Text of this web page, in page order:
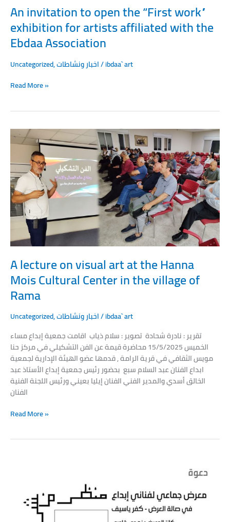
An invitation to open the “First work”
exhibition for artists affiliated with the
Ebdaa Association
Uncategorized,اخبار ونشاطات/ibdaa` art
Ebdaa
Association
Read More »
A lecture on visual art at the Hanna
Mois Cultural Center in the village of
Rama
Uncategorized,اخبار ونشاطات/ibdaa` art
تقرير : نادرة شحادة تصوير : سلام ذياب اقامت جمعية إبداع مساء
الخميس 15/5/2025 محاضرة قيمة عن الفن التشكيلي في مركز حنا
مويس الثقافي في قرية الرامة , قدمها عضو الهيئة الإدارية لجمعية
ابداع الفنان عبد السلام سبع بحضور رئيس جمعية إبداع الأستاذ عبد
الخالق أسدي والمدير الفني الفنان إيليا بعيني ورئيس اللجنة الفنية
الفنان
A
lecture
visual
art
at
the
Hanna
Cultural
Center
in
the
village
of
Rama
Read More »
opening